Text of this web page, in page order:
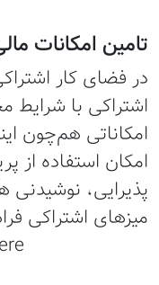
تامین امکانات
در فضای کار
اشتراکی با
امکاناتی هم‌چون
امکان استفاده از
پذیرایی، نوشیدنی
میزهای اشتراکی